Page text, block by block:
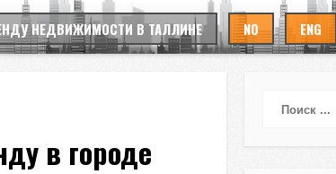
НЕДВИЖИМОСТИ В ТАЛЛИНЕ NO ENG
в городе